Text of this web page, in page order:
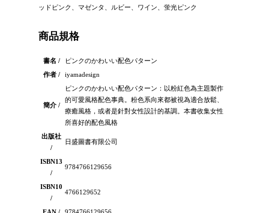
ッドピンク、マゼンタ、ルビー、ワイン、蛍光ピンク
商品規格
書名 /
ピンクのかわいい配色パターン
作者 /
iyamadesign
簡介 /
ピンクのかわいい配色パターン：以粉紅色為主題製作
的可愛風格配色事典。粉色系向來都被視為適合放鬆、
療癒風格，或者是針對女性設計的基調。本書收集女性
所喜好的配色風格
出版社
/
日盛圖書有限公司
ISBN13
/
9784766129656
ISBN10
/
4766129652